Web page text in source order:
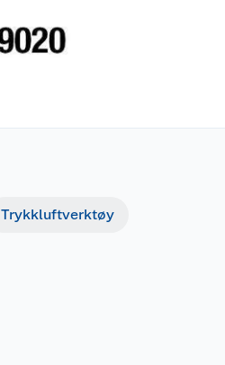
Trykkluftverktøy